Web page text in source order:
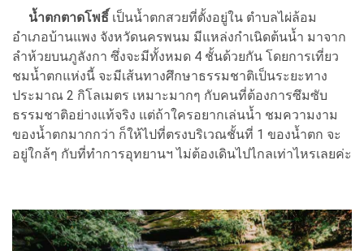
น้ำตกตาดโพธิ์ เป็นน้ำตกสวยที่ตั้งอยู่ใน ตำบลไผ่ล้อม
อำเภอบ้านแพง จังหวัดนครพนม มีแหล่งกำเนิดต้นน้ำ มาจาก
ลำห้วยบนภูลังกา ซึ่งจะมีทั้งหมด 4 ชั้นด้วยกัน โดยการเที่ยว
ชมน้ำตกแห่งนี้ จะมีเส้นทางศึกษาธรรมชาติเป็นระยะทาง
ประมาณ 2 กิโลเมตร เหมาะมากๆ กับคนที่ต้องการซึมซับ
ธรรมชาติอย่างแท้จริง แต่ถ้าใครอยากเล่นน้ำ ชมความงาม
ของน้ำตกมากกว่า ก็ให้ไปที่ตรงบริเวณชั้นที่ 1 ของน้ำตก จะ
อยู่ใกล้ๆ กับที่ทำการอุทยานฯ ไม่ต้องเดินไปไกลเท่าไหรเลยค่ะ